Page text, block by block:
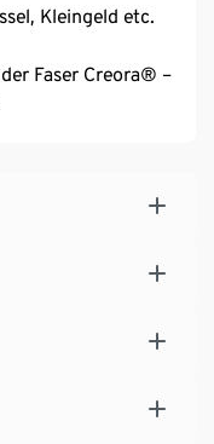
Kleingeld etc.
Faser Creora® –